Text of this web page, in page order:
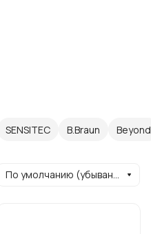
SENSITEC B.Braun Beyond
По умолчанию (убывание)